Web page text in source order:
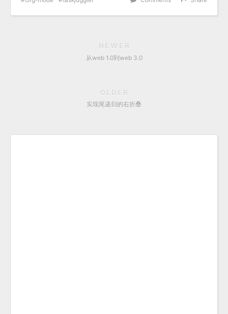
NEWER
从web 1.0到web 3.0
OLDER
实现尾递归的右折叠